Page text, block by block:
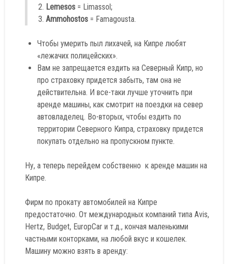
Lemesos = Limassol;
Ammohostos = Famagousta.
Чтобы умерить пыл лихачей, на Кипре любят
«лежачих полицейских».
Вам не запрещается ездить на Северный Кипр, но
про страховку придется забыть, там она не
действительна. И все-таки лучше уточнить при
аренде машины, как смотрит на поездки на север
автовладелец. Во-вторых, чтобы ездить по
территории Северного Кипра, страховку придется
покупать отдельно на пропускном пункте.
Ну, а теперь перейдем собственно к аренде машин на
Кипре.
Фирм по прокату автомобилей на Кипре
предостаточно. От международных компаний типа Avis,
Hertz, Budget, EuropCar и т.д., кончая маленькими
частными конторками, на любой вкус и кошелек.
Машину можно взять в аренду: